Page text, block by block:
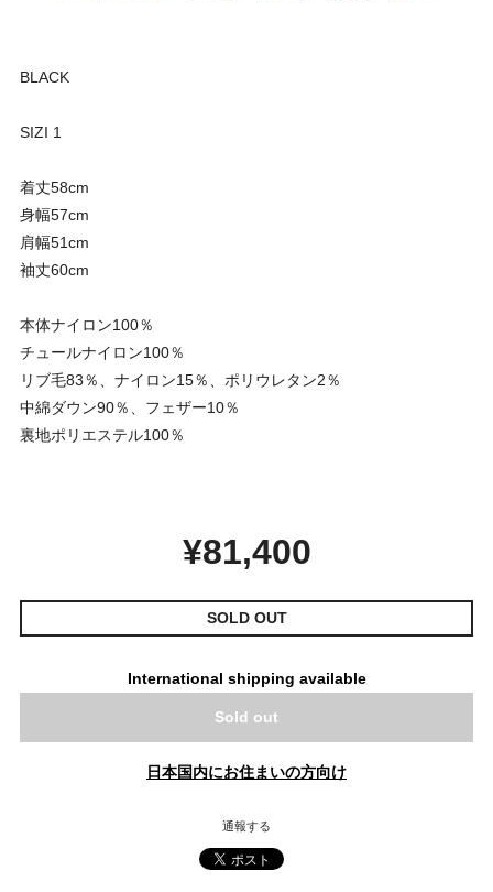
BLACK
SIZI 1
着丈58cm
身幅57cm
肩幅51cm
袖丈60cm
本体ナイロン100％
チュールナイロン100％
リブ毛83％、ナイロン15％、ポリウレタン2％
中綿ダウン90％、フェザー10％
裏地ポリエステル100％
¥81,400
SOLD OUT
International shipping available
Sold out
日本国内にお住まいの方向け
通報する